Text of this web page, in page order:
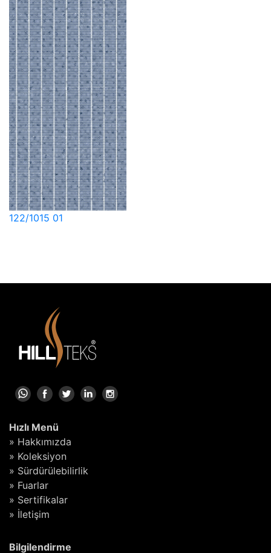
122/1015 01
Hızlı Menü
» Hakkımızda
» Koleksiyon
» Sürdürülebilirlik
» Fuarlar
» Sertifikalar
» İletişim
Bilgilendirme